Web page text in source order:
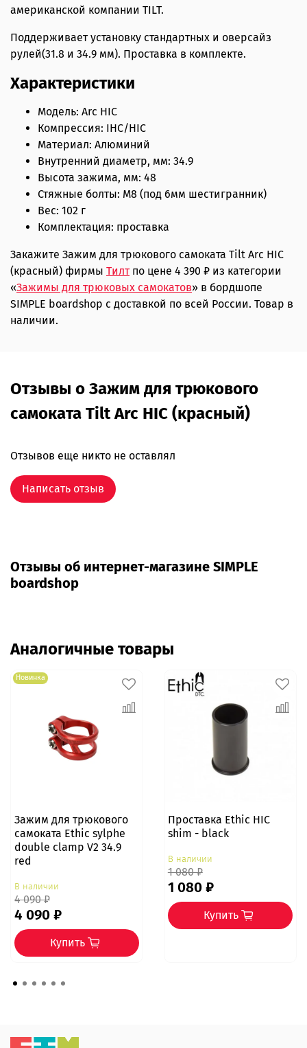
американской компании TILT.
Поддерживает установку стандартных и оверсайз
рулей(31.8 и 34.9 мм). Проставка в комплекте.
Характеристики
Модель: Arc HIC
Компрессия: IHC/HIC
Материал: Алюминий
Внутренний диаметр, мм: 34.9
Высота зажима, мм: 48
Стяжные болты: М8 (под 6мм шестигранник)
Вес: 102 г
Комплектация: проставка
Закажите Зажим для трюкового самоката Tilt Arc HIC
(красный) фирмы Тилтпо цене 4 390 ₽ из категории
«Зажимы для трюковых самокатов» в бордшопе
SIMPLE boardshop с доставкой по всей России. Товар в
наличии.
Отзывы о Зажим для трюкового
самоката Tilt Arc HIC (красный)
Отзывов еще никто не оставлял
Написать отзыв
Отзывы об интернет-магазине SIMPLE
boardshop
Аналогичные товары
Новинка
Зажим для трюкового
самоката Ethic sylphe
double clamp V2 34.9
red
В наличии
4 090 ₽
4 090 ₽
Купить
Проставка Ethic HIC
shim - black
В наличии
1 080 ₽
1 080 ₽
Купить